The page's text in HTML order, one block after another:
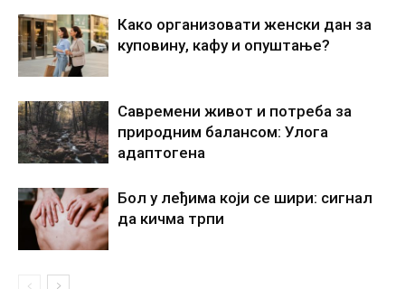
Како организовати женски дан за
куповину, кафу и опуштање?
Савремени живот и потреба за
природним балансом: Улога
адаптогена
Бол у леђима који се шири: сигнал
да кичма трпи